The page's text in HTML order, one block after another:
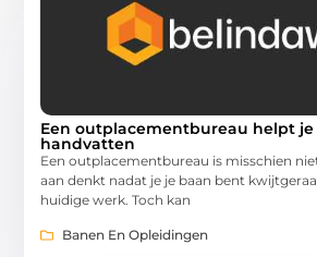
Een outplacementbureau helpt
handvatten
Een outplacementbureau is misschien
aan denkt nadat je je baan bent
huidige werk. Toch kan
Banen En Opleidingen